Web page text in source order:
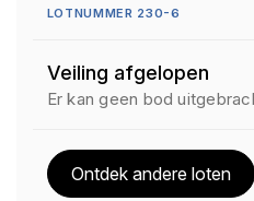
LOTNUMMER 230-6
Veiling afgelopen
Er kan geen bod
Ontdek andere loten